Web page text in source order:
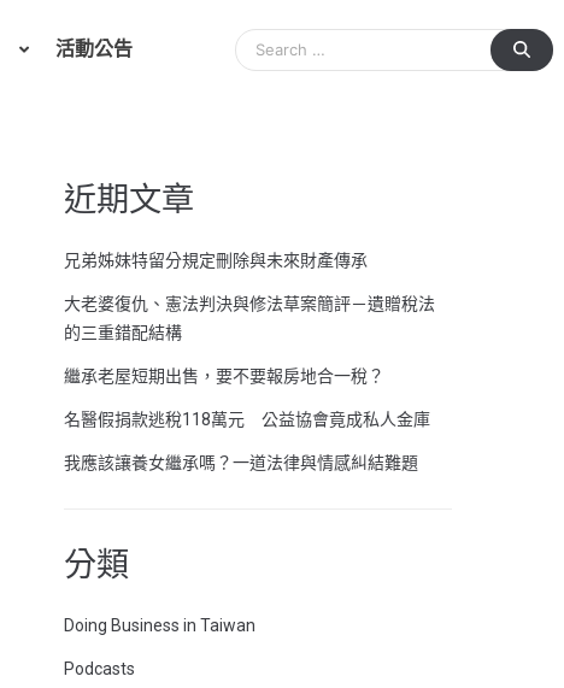
活動公告
近期文章
兄弟姊妹特留分規定刪除與未來財產傳承
大老婆復仇、憲法判決與修法草案簡評－遺贈稅法
的三重錯配結構
繼承老屋短期出售，要不要報房地合一稅？
名醫假捐款逃稅118萬元 公益協會竟成私人金庫
我應該讓養女繼承嗎？一道法律與情感糾結難題
分類
Doing Business in Taiwan
Podcasts